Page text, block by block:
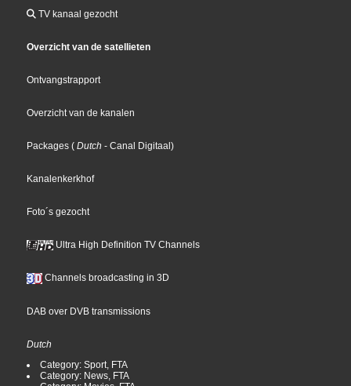
TV kanaal gezocht
Overzicht van de satellieten
Ontvangstrapport
Overzicht van de kanalen
Packages ( Dutch - Canal Digitaal)
Kanalenkerkhof
Foto´s gezocht
Ultra High Definition TV Channels
Channels broadcasting in 3D
DAB over DVB transmissions
Dutch
Category: Sport, FTA
Category: News, FTA